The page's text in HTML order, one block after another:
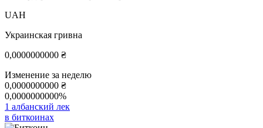
UAH
Украинская гривна
0,0000000000 ₴
Изменение за неделю
0,0000000000 ₴
0,0000000000%
1 албанский лек
в биткоинах